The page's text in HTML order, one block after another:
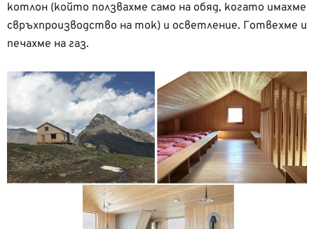
котлон (който ползвахме само на обяд, когато имахме
свръхпроизводство на ток) и осветление. Готвехме и
печахме на газ.